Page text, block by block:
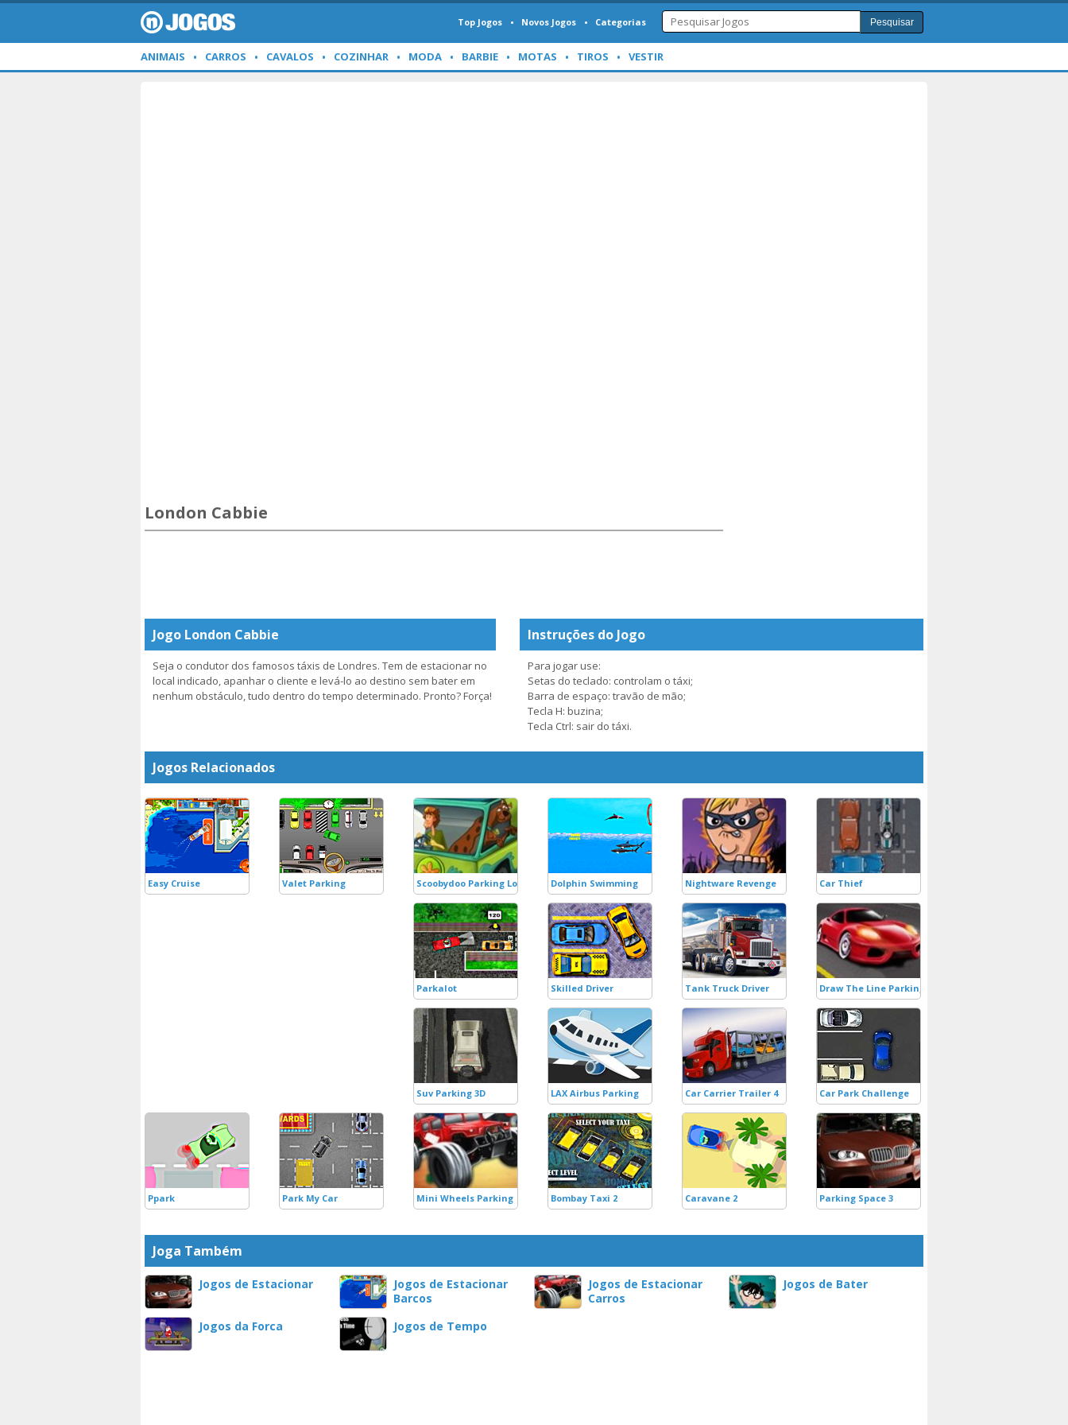
Top Jogos Novos Jogos Categorias Pesquisar
ANIMAIS CARROS CAVALOS COZINHAR MODA BARBIE MOTAS TIROS VESTIR
London Cabbie
Jogo London Cabbie
Seja o condutor dos famosos táxis de Londres. Tem de estacionar no
local indicado, apanhar o cliente e levá-lo ao destino sem bater em
nenhum obstáculo, tudo dentro do tempo determinado. Pronto? Força!
Instruções do Jogo
Para jogar use:
Setas do teclado: controlam o táxi;
Barra de espaço: travão de mão;
Tecla H: buzina;
Tecla Ctrl: sair do táxi.
Jogos Relacionados
Easy Cruise Valet Parking Scoobydoo Parking Lot Dolphin Swimming Nightware Revenge Car Thief
Parkalot Skilled Driver Tank Truck Driver Draw The Line Parking
Suv Parking 3D LAX Airbus Parking Car Carrier Trailer 4 Car Park Challenge
Ppark Park My Car Mini Wheels Parking Bombay Taxi 2 Caravane 2 Parking Space 3
Joga Também
Jogos de Estacionar
Jogos de Estacionar
Barcos
Jogos de Estacionar
Carros
Jogos de Bater
Jogos da Forca Jogos de Tempo